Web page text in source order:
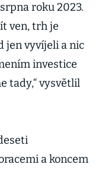
roku 2023.
ven, trh je
jen vyvíjeli a nic
investice
tady,“ vysvětlil
a koncem